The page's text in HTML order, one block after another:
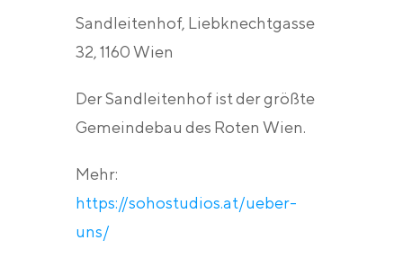
Sandleitenhof, Liebknechtgasse
32, 1160 Wien
Der Sandleitenhof ist der größte
Gemeindebau des Roten Wien.
Mehr:
https://sohostudios.at/ueber-
uns/